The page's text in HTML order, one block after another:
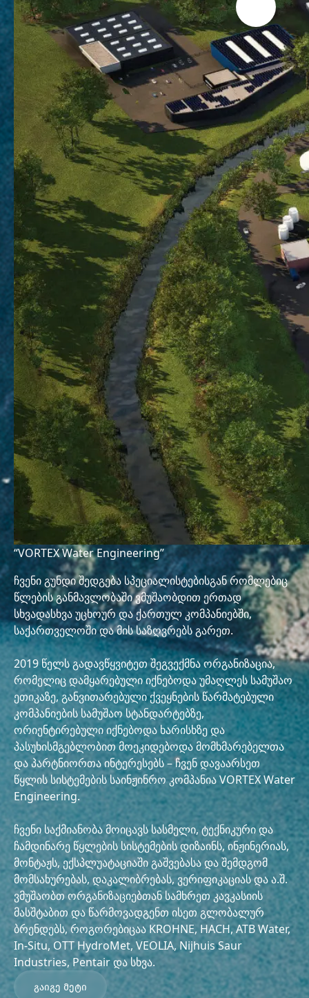
“VORTEX Water Engineering”
ჩვენი გუნდი შედგება სპეციალისტებისგან რომლებიც
წლების განმავლობაში ვმუშაობდით ერთად
სხვადასხვა უცხოურ და ქართულ კომპანიებში,
საქართველოში და მის საზღვრებს გარეთ.
2019 წელს გადავწყვიტეთ შეგვექმნა ორგანიზაცია,
რომელიც დამყარებული იქნებოდა უმაღლეს სამუშაო
ეთიკაზე, განვითარებული ქვეყნების წარმატებული
კომპანიების სამუშაო სტანდარტებზე,
ორიენტირებული იქნებოდა ხარისხზე და
პასუხისმგებლობით მოეკიდებოდა მომხმარებელთა
და პარტნიორთა ინტერესებს – ჩვენ დავაარსეთ
წყლის სისტემების საინჟინრო კომპანია VORTEX Water
Engineering.
ჩვენი საქმიანობა მოიცავს სასმელი, ტექნიკური და
ჩამდინარე წყლების სისტემების დიზაინს, ინჟინერიას,
მონტაჟს, ექსპლუატაციაში გაშვებასა და შემდგომ
მომსახურებას, დაკალიბრებას, ვერიფიკაციას და ა.შ.
ვმუშაობთ ორგანიზაციებთან სამხრეთ კავკასიის
მასშტაბით და წარმოვადგენთ ისეთ გლობალურ
ბრენდებს, როგორებიცაა KROHNE, HACH, ATB Water,
In-Situ, OTT HydroMet, VEOLIA, Nijhuis Saur
Industries, Pentair და სხვა.
გაიგე მეტი